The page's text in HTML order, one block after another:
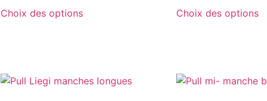
Choix des options Choix des options